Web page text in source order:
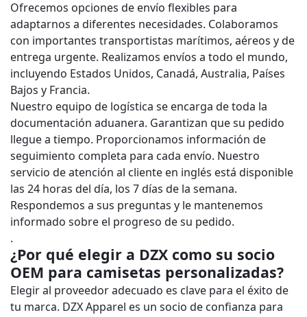
Ofrecemos opciones de envío flexibles para
adaptarnos a diferentes necesidades. Colaboramos
con importantes transportistas marítimos, aéreos y de
entrega urgente. Realizamos envíos a todo el mundo,
incluyendo Estados Unidos, Canadá, Australia, Países
Bajos y Francia.
Nuestro equipo de logística se encarga de toda la
documentación aduanera. Garantizan que su pedido
llegue a tiempo. Proporcionamos información de
seguimiento completa para cada envío. Nuestro
servicio de atención al cliente en inglés está disponible
las 24 horas del día, los 7 días de la semana.
Respondemos a sus preguntas y le mantenemos
informado sobre el progreso de su pedido.
.
¿Por qué elegir a DZX como su socio
OEM para camisetas personalizadas?
Elegir al proveedor adecuado es clave para el éxito de
tu marca. DZX Apparel es un socio de confianza para